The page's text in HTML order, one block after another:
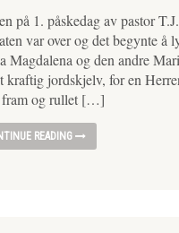
på 1. påskedag av pastor
var over og det begynte å
Magdalena og den andre
kraftig jordskjelv, for en
og rullet […]
READING